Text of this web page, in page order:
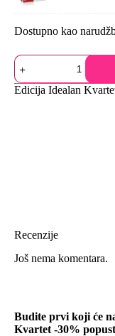
Dostupno kao
Edicija Idealan
Recenzije
Još nema komentara.
Budite prvi koji će
Kvartet -30%